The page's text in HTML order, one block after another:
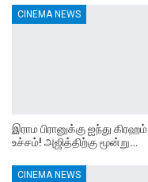
CINEMA NEWS
இராம பிரானுக்கு ஐந்து கிரஹம்
உச்சம்! அஜித்திற்கு மூன்று…
CINEMA NEWS